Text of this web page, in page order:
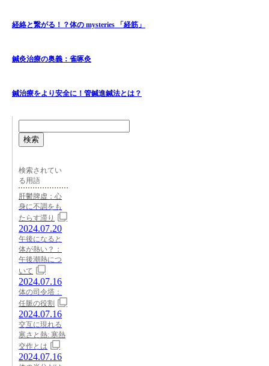
経絡と繋がる！？体の mysteries 「経筋」
鍼灸治療の奥義：雀啄灸
鍼治療をより安全に！管鍼進鍼法とは？
検索
検索されてい
る用語
肝鬱脾虚：心
身に不調をも
たらす滞り
2024.07.20
午後になると
体が熱い？：
午後潮熱につ
いて
2024.07.16
体の司令塔：
任脈の役割
2024.07.16
交互に現れる
寒さと熱: 寒熱
交作とは
2024.07.16